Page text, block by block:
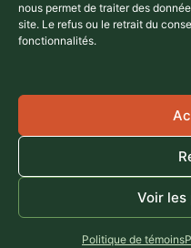
nous permet de traiter des
site. Le refus ou le retrait du
fonctionnalités.
Voir
Politique de témoins
GARANTIES
Garantie5 ans
Blainville
Mascouche+ plus de villes →
© 2026 Groupe Quenneville·